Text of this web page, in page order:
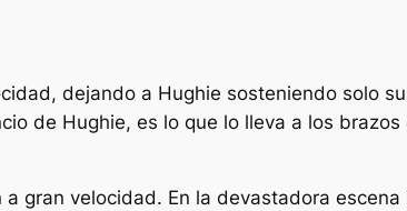
dejando a Hughie sosteniendo solo
de Hughie, es lo que lo lleva a los
gran velocidad. En la devastadora